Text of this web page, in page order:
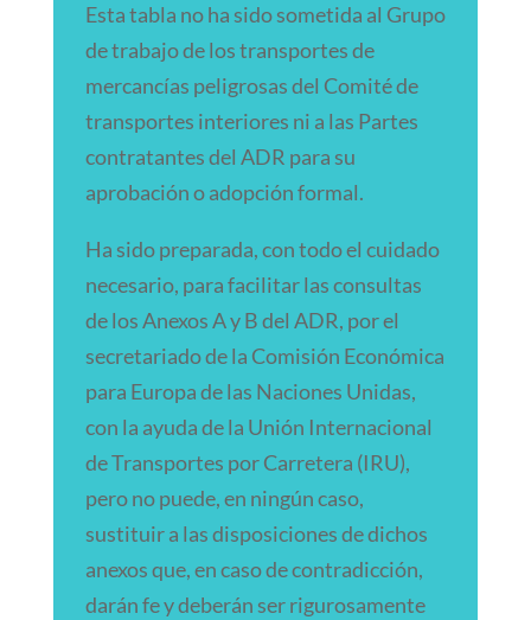
Esta tabla no ha sido sometida al Grupo
de trabajo de los transportes de
mercancías peligrosas del Comité de
transportes interiores ni a las Partes
contratantes del ADR para su
aprobación o adopción formal.
Ha sido preparada, con todo el cuidado
necesario, para facilitar las consultas
de los Anexos A y B del ADR, por el
secretariado de la Comisión Económica
para Europa de las Naciones Unidas,
con la ayuda de la Unión Internacional
de Transportes por Carretera (IRU),
pero no puede, en ningún caso,
sustituir a las disposiciones de dichos
anexos que, en caso de contradicción,
darán fe y deberán ser rigurosamente